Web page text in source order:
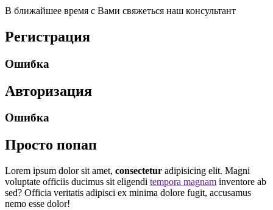
В ближайшее время с Вами свяжеться наш консультант
Регистрация
Ошибка
Авторизация
Ошибка
Просто попап
Lorem ipsum dolor sit amet, consectetur adipisicing elit. Magni
voluptate officiis ducimus sit eligendi tempora magnam inventore ab
sed? Officia veritatis adipisci ex minima dolore fugit, accusamus
nemo esse dolor!